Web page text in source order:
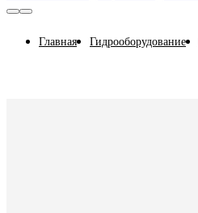
Главная Гидрооборудование